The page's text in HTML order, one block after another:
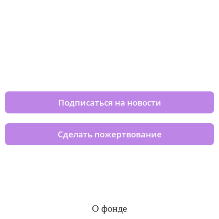
Подписаться на новости
Сделать пожертвование
О фонде